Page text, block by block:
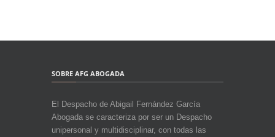
SOBRE AFG ABOGADA
El Despacho de Abigail Fernández García
Abogada se caracteriza por ser un Despacho
unipersonal y multidisciplinar, con todas las